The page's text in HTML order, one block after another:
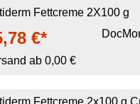
Fettcreme 2X100 g
€*
ab 0,00 €
Fettcreme 2x100 g